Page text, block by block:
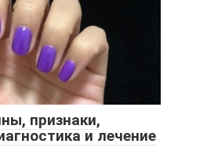
признаки,
и лечение